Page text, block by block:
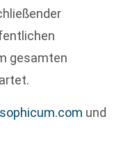
gesamten
und